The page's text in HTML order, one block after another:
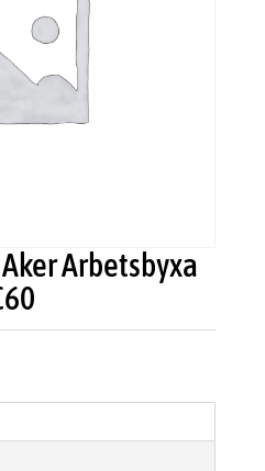
Arbetsbyxa